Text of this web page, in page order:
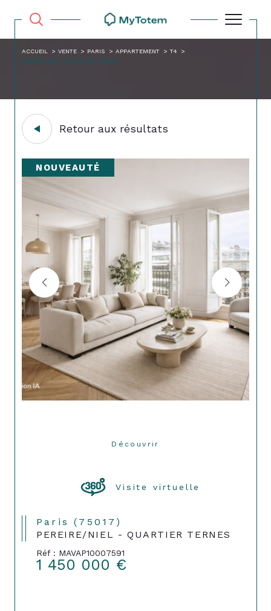
ACCUEIL VENTE PARIS APPARTEMENT
T4
PEREIRE NIEL QUARTIER TERNES
Retour aux résultats
NOUVEAUTÉ
Découvrir
Visite virtuelle
Paris (75017)
PEREIRE/NIEL - QUARTIER TERNES
Réf : MAVAP10007591
1 450 000 €